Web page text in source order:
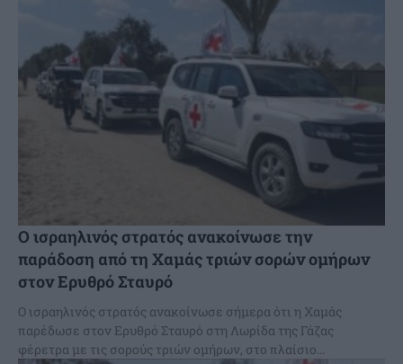
Ο ισραηλινός στρατός ανακοίνωσε την
παράδοση από τη Χαμάς τριών σορών ομήρων
στον Ερυθρό Σταυρό
Ο ισραηλινός στρατός ανακοίνωσε σήμερα ότι η Χαμάς
παρέδωσε στον Ερυθρό Σταυρό στη Λωρίδα της Γάζας
φέρετρα με τις σορούς τριών ομήρων, στο πλαίσιο...